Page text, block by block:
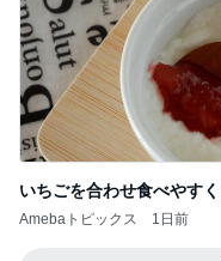
いちごを合わせ食べやす
Amebaトピックス 1日前